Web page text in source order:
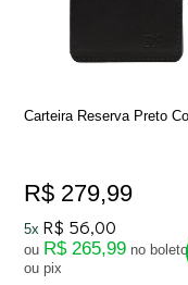
Carteira Reserva Preto
R$ 279,99
5x R$ 56,00
ou R$ 265,99 no boleto
ou pix